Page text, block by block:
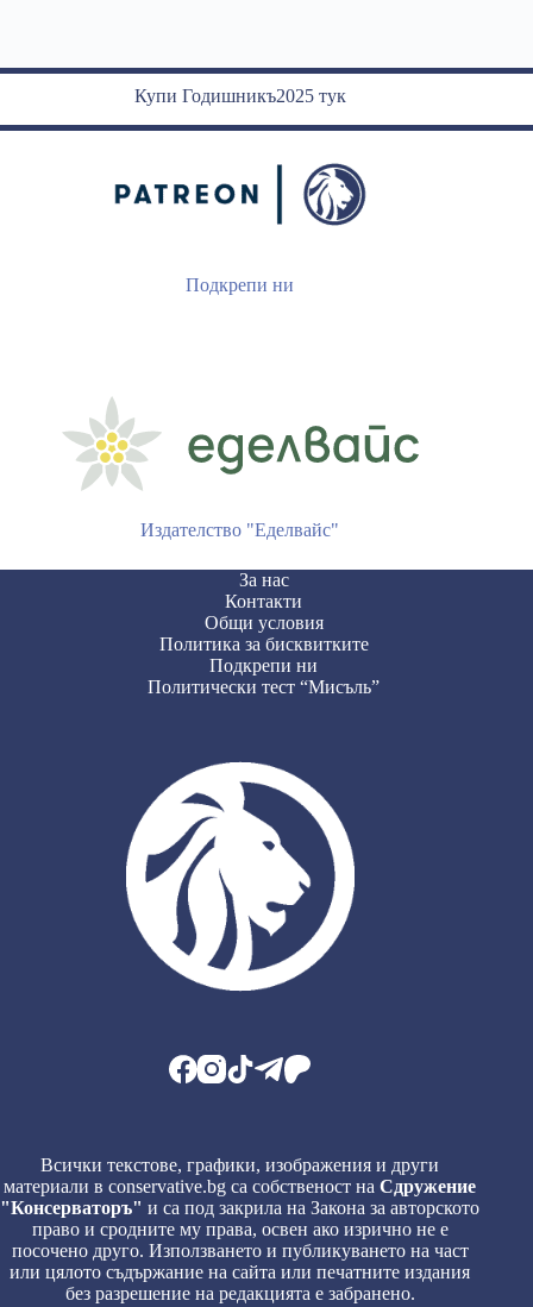
Купи Годишникъ2025 тук
Подкрепи ни
Издателство "Еделвайс"
За нас
Контакти
Общи условия
Политика за бисквитките
Подкрепи ни
Политически тест “Мисъль”
Всички текстове, графики, изображения и други
материали в conservative.bg са собственост наСдружение
"Консерваторъ" и са под закрила на Закона за авторското
право и сродните му права, освен ако изрично не е
посочено друго. Използването и публикуването на част
или цялото съдържание на сайта или печатните издания
без разрешение на редакцията е забранено.